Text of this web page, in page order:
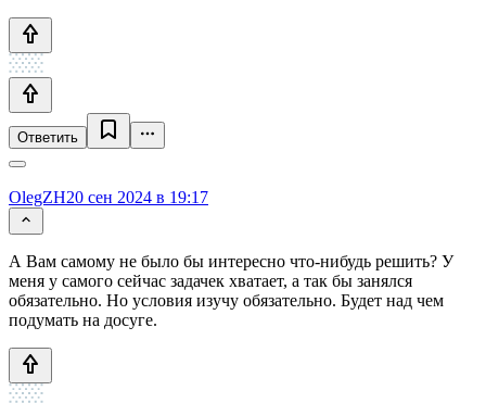
Ответить
OlegZH20 сен 2024 в 19:17
А Вам самому не было бы интересно что-нибудь решить? У
меня у самого сейчас задачек хватает, а так бы занялся
обязательно. Но условия изучу обязательно. Будет над чем
подумать на досуге.